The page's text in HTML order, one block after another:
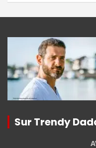
Sur Trendy